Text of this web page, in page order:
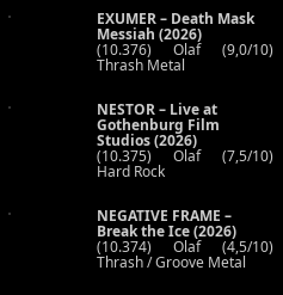
EXUMER – Death Mask
Messiah (2026)
(10.376) Olaf (9,0/10)
Thrash Metal
NESTOR – Live at
Gothenburg Film
Studios (2026)
(10.375) Olaf (7,5/10)
Hard Rock
NEGATIVE FRAME –
Break the Ice (2026)
(10.374) Olaf (4,5/10)
Thrash / Groove Metal